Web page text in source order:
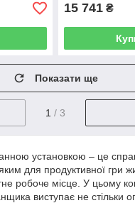
15 741 ₴
Показати ще
1 / 3
установкою – це
для продуктивної гри
робоче місце. У цьому
виступає не стільки